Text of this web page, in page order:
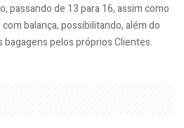
passando de 13 para 16, assim como
balança, possibilitando, além do
pelos próprios Clientes.